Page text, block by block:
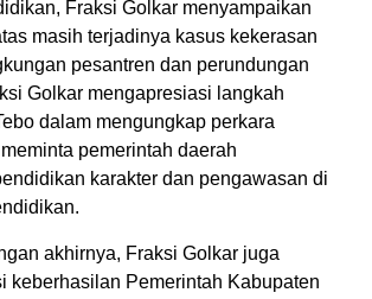
Fraksi Golkar menyampaikan
masih terjadinya kasus kekerasan
pesantren dan perundungan
Golkar mengapresiasi langkah
dalam mengungkap perkara
pemerintah daerah
karakter dan pengawasan di
akhirnya, Fraksi Golkar juga
keberhasilan Pemerintah Kabupaten